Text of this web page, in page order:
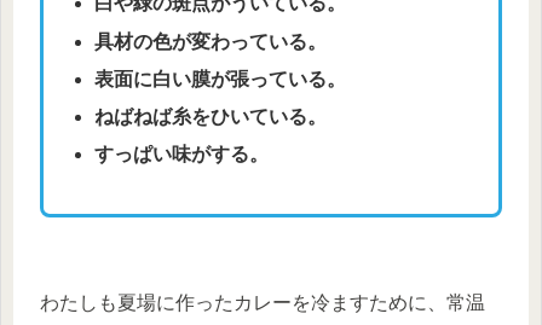
具材の色が変わっている。
表面に白い膜が張っている。
ねばねば糸をひいている。
すっぱい味がする。
わたしも夏場に作ったカレーを冷ますために、常温